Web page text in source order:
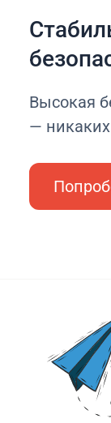
Высокая
—